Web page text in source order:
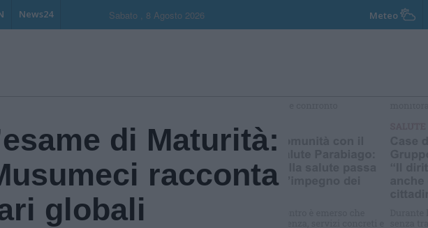
News24 Sabato , 8 Agosto 2026 Meteo
di Maturità:
racconta
globali